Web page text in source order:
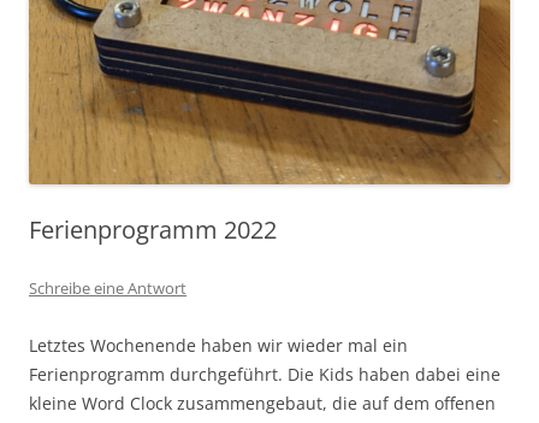
Ferienprogramm 2022
Schreibe eine Antwort
Letztes Wochenende haben wir wieder mal ein
Ferienprogramm durchgeführt. Die Kids haben dabei eine
kleine Word Clock zusammengebaut, die auf dem offenen